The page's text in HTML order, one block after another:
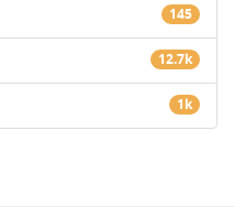
145
12.7k
1k